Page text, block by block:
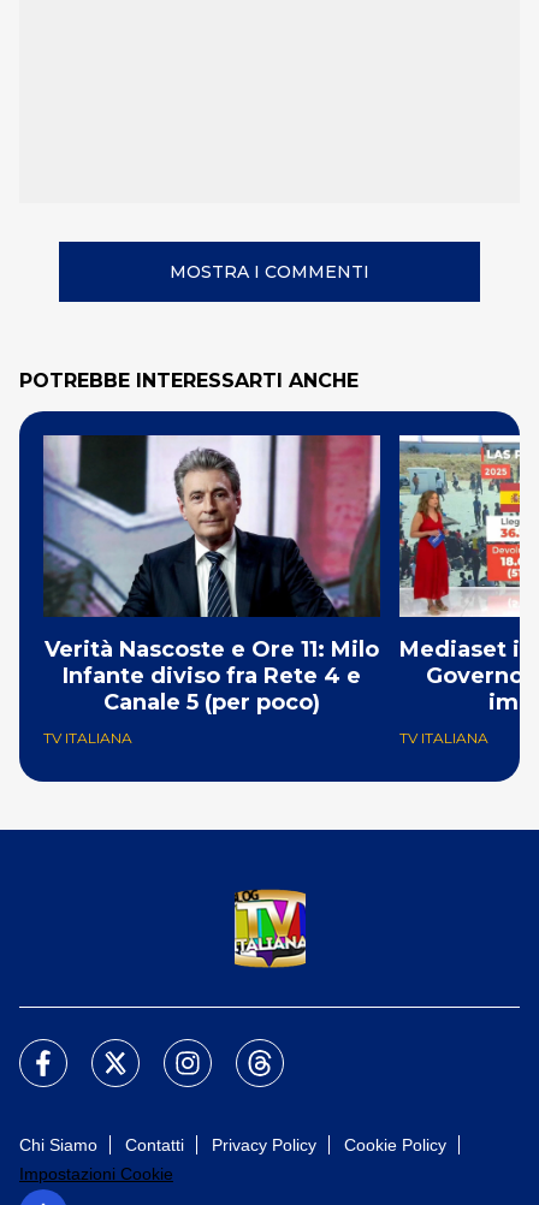
MOSTRA I COMMENTI
POTREBBE INTERESSARTI ANCHE
Verità Nascoste e Ore 11: Milo
Infante diviso fra Rete 4 e
Canale 5 (per poco)
TV ITALIANA
Mediaset
Governo
TV ITALIANA
Chi Siamo Contatti Privacy Policy
Cookie Policy
Impostazioni Cookie